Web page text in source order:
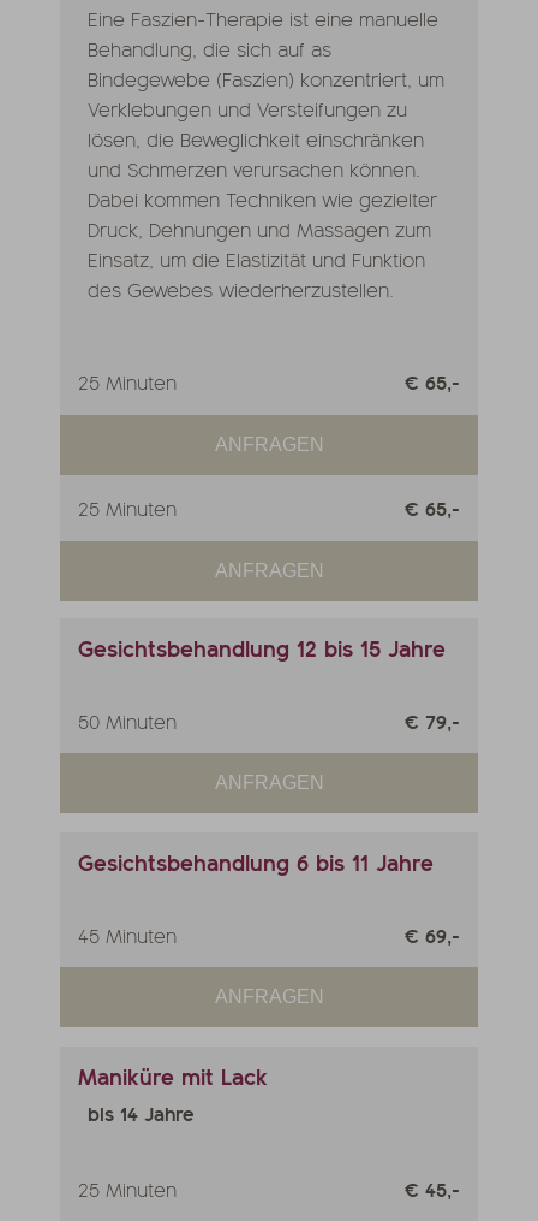
Eine Faszien-Therapie ist eine manuelle
Behandlung, die sich auf as
Bindegewebe (Faszien) konzentriert, um
Verklebungen und Versteifungen zu
lösen, die Beweglichkeit einschränken
und Schmerzen verursachen können.
Dabei kommen Techniken wie gezielter
Druck, Dehnungen und Massagen zum
Einsatz, um die Elastizität und Funktion
des Gewebes wiederherzustellen.
25 Minuten € 65,-
ANFRAGEN
25 Minuten € 65,-
ANFRAGEN
Gesichtsbehandlung 12 bis 15 Jahre
50 Minuten € 79,-
ANFRAGEN
Gesichtsbehandlung 6 bis 11 Jahre
45 Minuten € 69,-
ANFRAGEN
Maniküre mit Lack
bis 14 Jahre
25 Minuten € 45,-